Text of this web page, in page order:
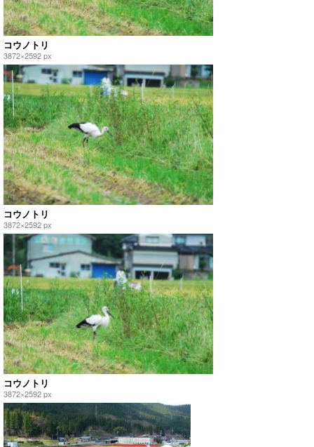
コウノトリ
3872×2592 px
コウノトリ
3872×2592 px
コウノトリ
3872×2592 px